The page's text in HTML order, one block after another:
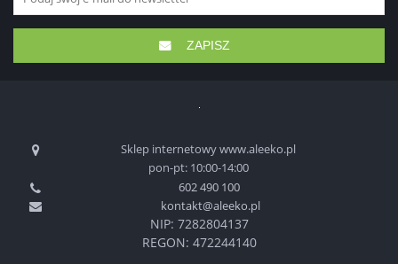
ZAPISZ
Sklep internetowy www.aleeko.pl
pon-pt: 10:00-14:00
602 490 100
kontakt@aleeko.pl
NIP: 7282804137
REGON: 472244140